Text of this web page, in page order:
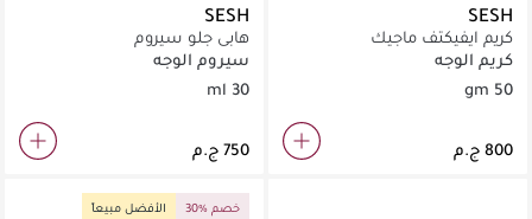
SESH
كريم ايفيكتف ماجيك
كريم الوجه
50 gm
SESH
هابى جلو سيروم
سيروم الوجه
30 ml
30% خصم الأفضل مبيعاً